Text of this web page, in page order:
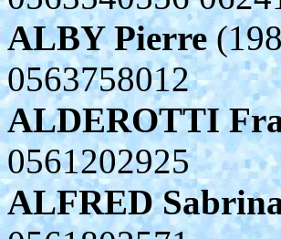
ALBY Pierre
0563758012
ALDEROTTI
0561202925
ALFRED